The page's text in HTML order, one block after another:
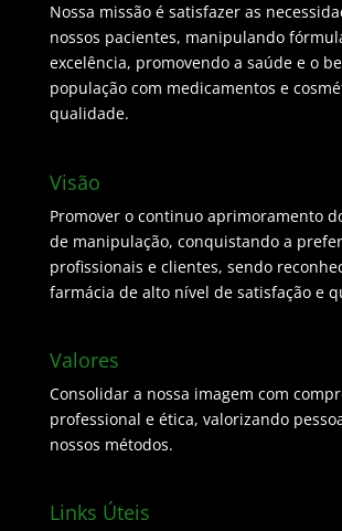
Nossa missão é satisfazer as
nossos pacientes, manipulando
excelência, promovendo a saúde e o
população com medicamentos e
qualidade.
Visão
Promover o continuo aprimoramento
de manipulação, conquistando a
profissionais e clientes, sendo
farmácia de alto nível de satisfação e
Valores
Consolidar a nossa imagem com
professional e ética, valorizando
nossos métodos.
Links Úteis